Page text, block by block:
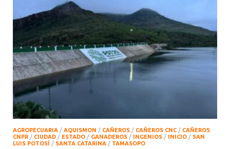
AGROPECUARIA / AQUISMON / CAÑEROS / CAÑEROS CNC / CAÑEROS
CNPR / CIUDAD / ESTADO / GANADEROS / INGENIOS / INICIO / SAN
LUIS POTOSÍ / SANTA CATARINA / TAMASOPO